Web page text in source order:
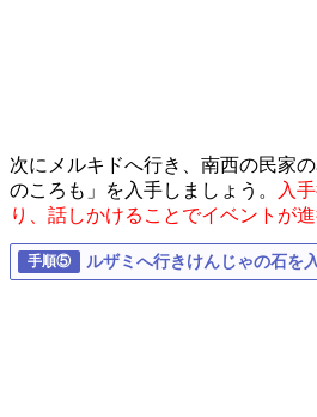
次にメルキドへ行き、南西の民家
のころも」を入手しましょう。
入
り、話しかけることでイベントが
ルザミへ行きけんじゃの石を